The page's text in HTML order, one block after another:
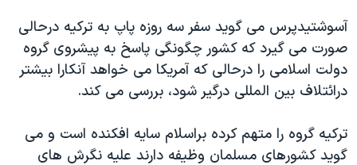
آسوشتیدپرس می گوید سفر سه روزه پاپ به ترکیه درحالی
صورت می گیرد که کشور چگونگی پاسخ به پیشروی گروه
دولت اسلامی را درحالی که آمریکا می خواهد آنکارا بیشتر
درائتلاف بین المللی درگیر شود، بررسی می کند.
ترکیه گروه را متهم کرده براسلام سایه افکنده است و می
گوید کشورهای مسلمان وظیفه دارند علیه نگرش های